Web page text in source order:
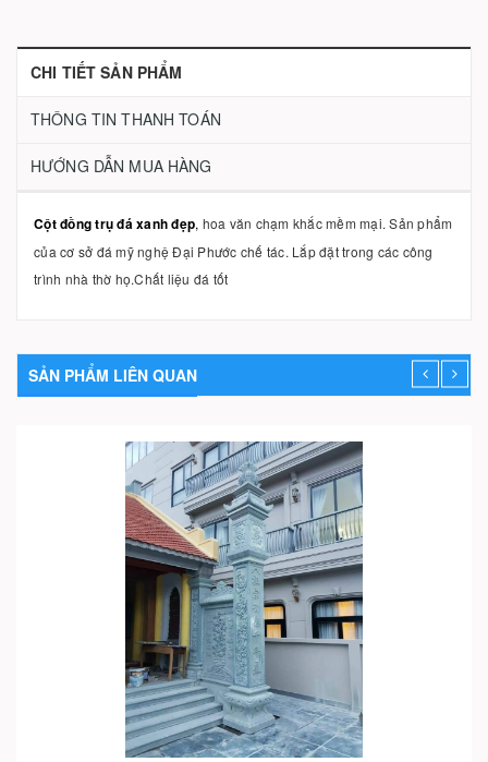
CHI TIẾT SẢN PHẨM
THÔNG TIN THANH TOÁN
HƯỚNG DẪN MUA HÀNG
Cột đồng trụ đá xanh đẹp, hoa văn chạm khắc mềm mại. Sản phẩm
của cơ sở đá mỹ nghệ Đại Phước chế tác. Lắp đặt trong các công
trình nhà thờ họ.Chất liệu đá tốt
SẢN PHẨM LIÊN QUAN